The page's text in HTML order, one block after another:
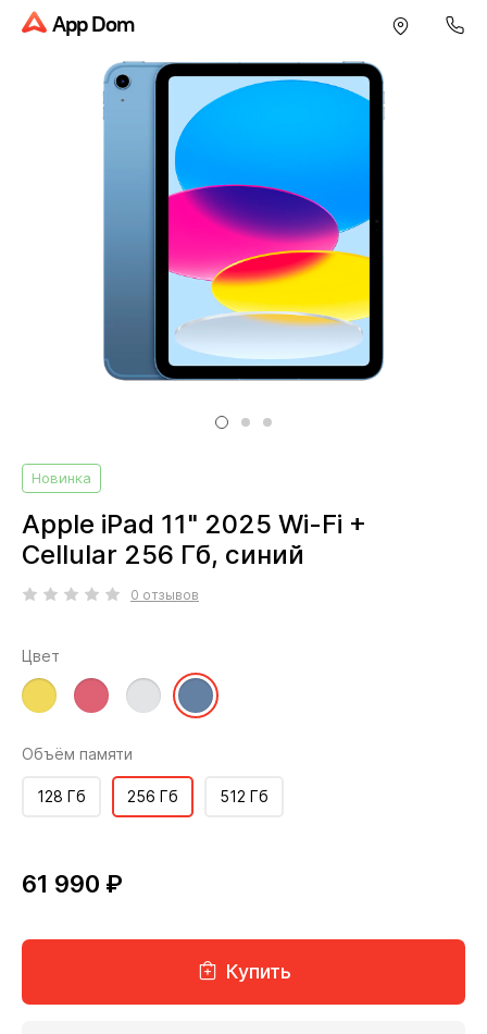
App Dom
Новинка
Apple iPad 11" 2025 Wi-Fi +
Cellular 256 Гб, синий
0 отзывов
Цвет
Объём памяти
256 Гб
128 Гб 512 Гб
61 990 ₽
Купить